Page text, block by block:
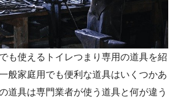
も使えるトイレつまり専用の道具を紹
般家庭用でも便利な道具はいくつかあ
道具は専門業者が使う道具と何が違う